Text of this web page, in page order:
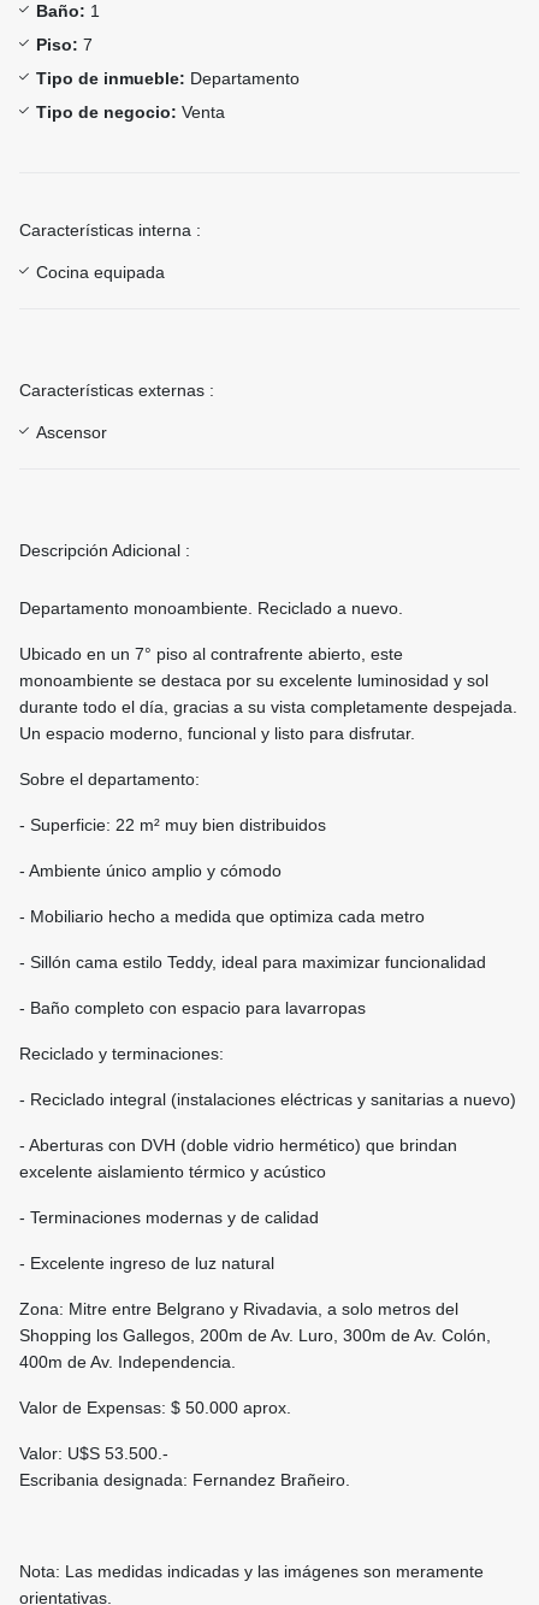
Baño: 1
Piso: 7
Tipo de inmueble: Departamento
Tipo de negocio: Venta
Características interna :
Cocina equipada
Características externas :
Ascensor
Descripción Adicional :
Departamento monoambiente. Reciclado a nuevo.
Ubicado en un 7° piso al contrafrente abierto, este
monoambiente se destaca por su excelente luminosidad y sol
durante todo el día, gracias a su vista completamente despejada.
Un espacio moderno, funcional y listo para disfrutar.
Sobre el departamento:
- Superficie: 22 m² muy bien distribuidos
- Ambiente único amplio y cómodo
- Mobiliario hecho a medida que optimiza cada metro
- Sillón cama estilo Teddy, ideal para maximizar funcionalidad
- Baño completo con espacio para lavarropas
Reciclado y terminaciones:
- Reciclado integral (instalaciones eléctricas y sanitarias a nuevo)
- Aberturas con DVH (doble vidrio hermético) que brindan
excelente aislamiento térmico y acústico
- Terminaciones modernas y de calidad
- Excelente ingreso de luz natural
Zona: Mitre entre Belgrano y Rivadavia, a solo metros del
Shopping los Gallegos, 200m de Av. Luro, 300m de Av. Colón,
400m de Av. Independencia.
Valor de Expensas: $ 50.000 aprox.
Valor: U$S 53.500.-
Escribania designada: Fernandez Brañeiro.
Nota: Las medidas indicadas y las imágenes son meramente
orientativas.